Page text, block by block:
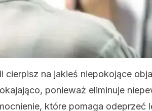
cierpisz na jakieś niepokojące
ponieważ eliminuje
które pomaga odeprzeć